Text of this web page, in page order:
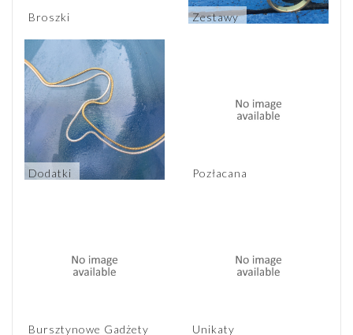
Broszki Zestawy
Dodatki Pozłacana
Bursztynowe Gadżety Unikaty